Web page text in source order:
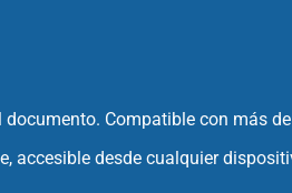
Compatible con más
accesible desde cualquier